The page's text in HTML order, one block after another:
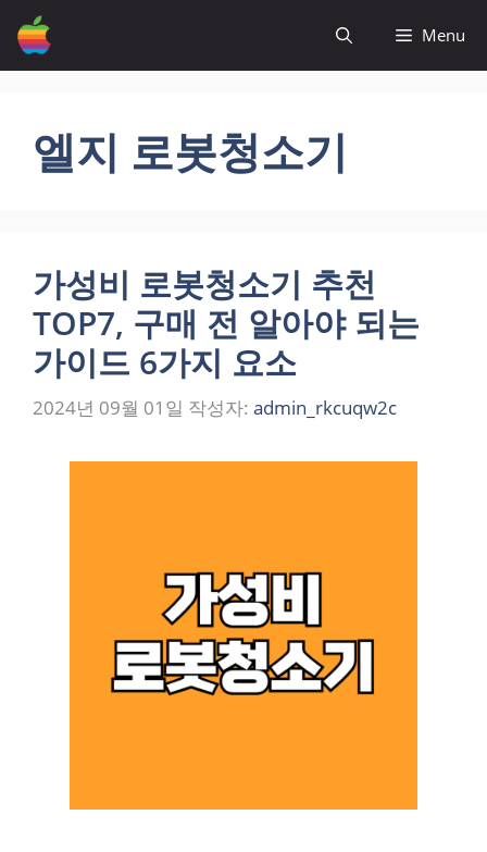
츠
Menu
엘지 로봇청소기
가성비 로봇청소기 추천
TOP7, 구매 전 알아야 되는
가이드 6가지 요소
2024년 09월 01일 작성자: admin_rkcuqw2c